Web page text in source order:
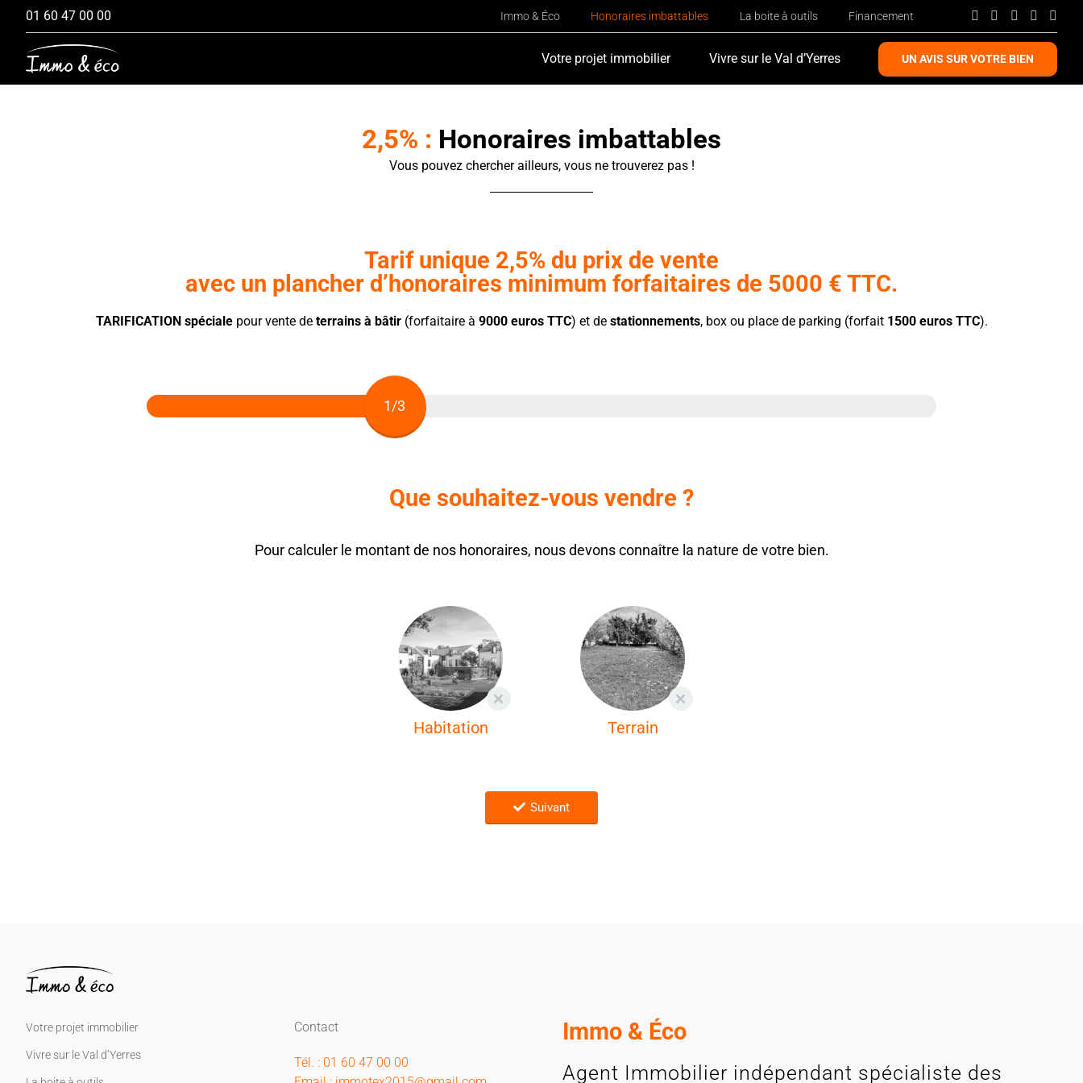
Passer
contenu
01 60 47 00 00 Immo & Éco Honoraires imbattables La boite à outils Financement
Votre projet immobilier Vivre sur le Val d’Yerres UN AVIS SUR VOTRE BIEN
2,5% : Honoraires imbattables
Vous pouvez chercher ailleurs, vous ne trouverez pas !
Tarif unique 2,5% du prix de vente
avec un plancher d’honoraires minimum forfaitaires de 5000 € TTC.
TARIFICATION spécialepour vente de terrains à bâtir(forfaitaire à 9000 euros TTC) et de stationnements, box ou place de parking (forfait 1500 euros TTC).
1/3
Que souhaitez-vous vendre ?
Pour calculer le montant de nos honoraires, nous devons connaître la nature de votre bien.
Habitation Terrain
Suivant
Votre projet immobilier
Vivre sur le Val d’Yerres
Contact
Tél. : 01 60 47 00 00
Immo & Éco
Agent Immobilier indépendant spécialiste des